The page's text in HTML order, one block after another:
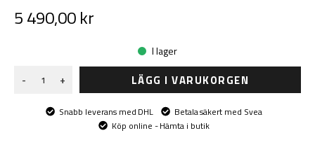
5 490,00 kr
I lager
-
+ LÄGG I VARUKORGEN
Snabb leverans med DHL
Betala säkert med Svea
Köp online - Hämta i butik